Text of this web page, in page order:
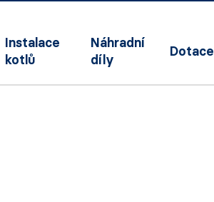
Instalace
kotlů
Náhradní
díly
Dotace